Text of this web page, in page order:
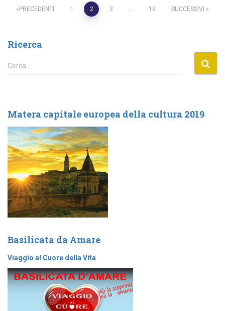
Navigazione
articoli
PRECEDENTI 1 2 3 19 SUCCESSIVI
Ricerca
R
i
c
a
p
e
r
:
Cerca …
Matera capitale europea della cultura 2019
Basilicata da Amare
Viaggio al Cuore della Vita